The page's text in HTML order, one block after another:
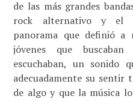
de las más grandes
rock alternativo y el
panorama que definió a
jóvenes que
escuchaban, un sonido
adecuadamente su
de algo y que la música